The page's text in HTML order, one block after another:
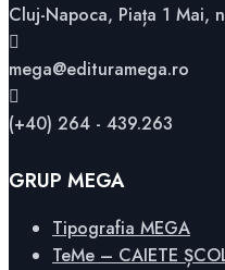
Cluj-Napoca, Piața 1 Mai,
mega@edituramega.ro
(+40) 264 - 439.263
GRUP MEGA
Tipografia MEGA
TeMe – CAIETE